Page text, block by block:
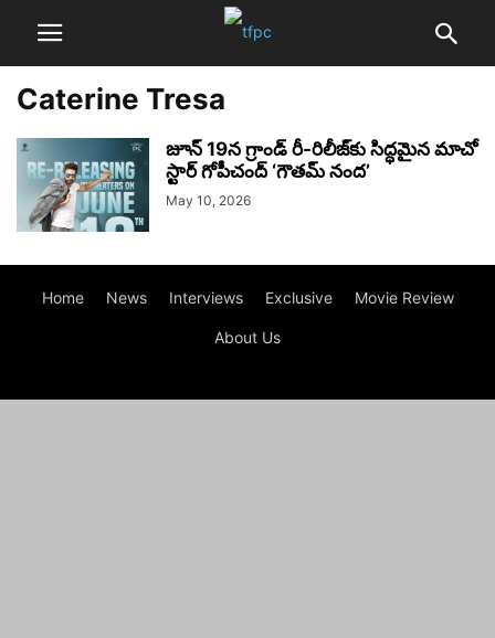
Caterine Tresa
జూన్ 19న గ్రాండ్ రీ-రిలీజ్‌కు సిద్ధమైన మాచో
స్టార్ గోపీచంద్ ‘గౌతమ్ నంద’
May 10, 2026
Home News Interviews Exclusive Movie Review
About Us